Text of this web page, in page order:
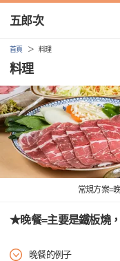
五郎次
首頁 料理
料理
常規方案=
★晚餐=主要是鐵板燒
晚餐的例子